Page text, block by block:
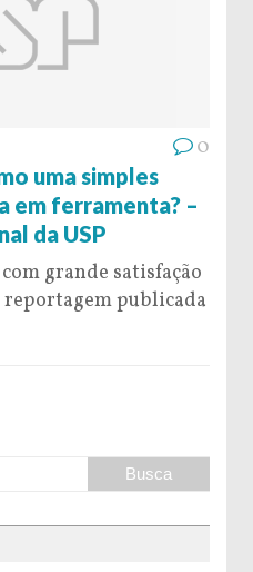
0
uma simples
em ferramenta? –
da USP
grande satisfação
publicada